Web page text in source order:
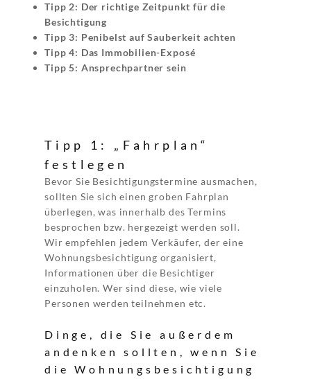
Tipp 2: Der richtige Zeitpunkt für die
Besichtigung
Tipp 3: Penibelst auf Sauberkeit achten
Tipp 4: Das Immobilien-Exposé
Tipp 5: Ansprechpartner sein
Tipp 1: „Fahrplan“
festlegen
Bevor Sie Besichtigungstermine ausmachen,
sollten Sie sich einen groben Fahrplan
überlegen, was innerhalb des Termins
besprochen bzw. hergezeigt werden soll.
Wir empfehlen jedem Verkäufer, der eine
Wohnungsbesichtigung organisiert,
Informationen über die Besichtiger
einzuholen. Wer sind diese, wie viele
Personen werden teilnehmen etc.
Dinge, die Sie außerdem
andenken sollten, wenn Sie
die Wohnungsbesichtigung